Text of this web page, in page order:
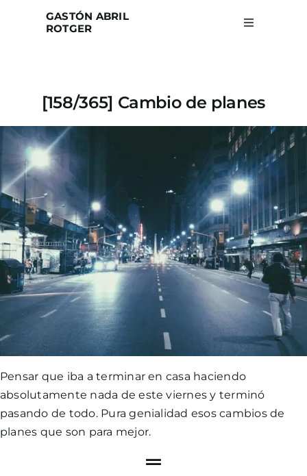
GASTÓN ABRIL
ROTGER
Toggle
Projects
Blog
About
Search
for:
[158/365] Cambio de planes
Pensar que iba a terminar en casa haciendo
absolutamente nada de este viernes y terminó
pasando de todo. Pura genialidad esos cambios de
planes que son para mejor.